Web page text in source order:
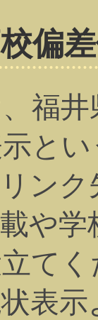
偏
福
と
ン
や
て
表